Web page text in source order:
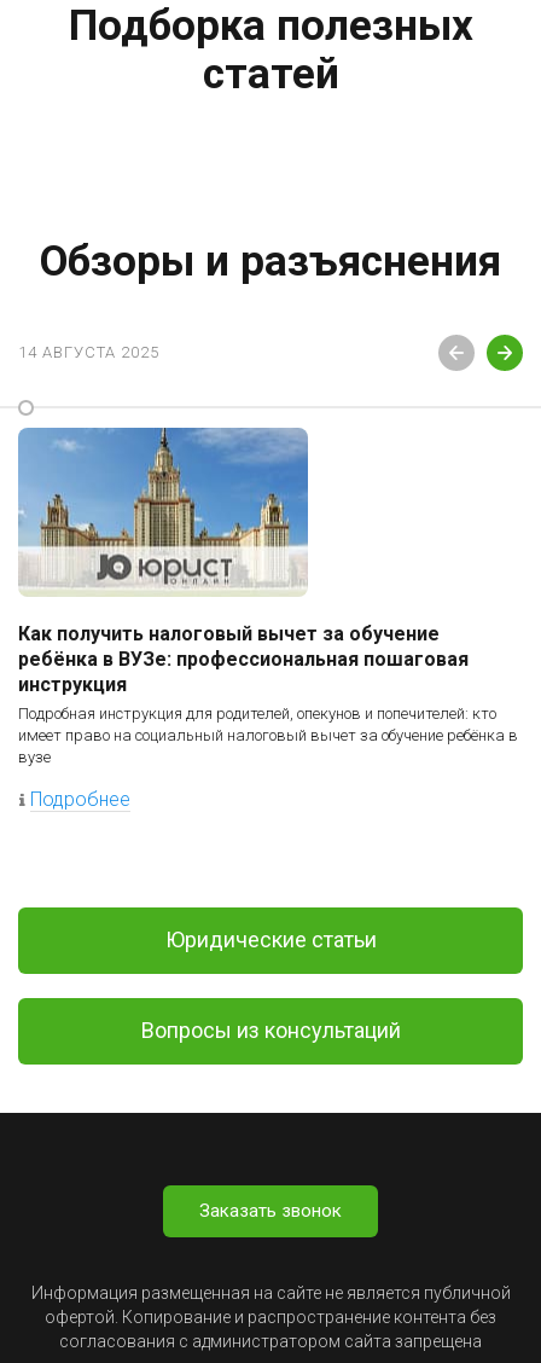
Подборка полезных
статей
Обзоры и разъяснения
14 АВГУСТА 2025
Как получить налоговый вычет за обучение
ребёнка в ВУЗе: профессиональная пошаговая
инструкция
Подробная инструкция для родителей, опекунов и попечителей: кто
имеет право на социальный налоговый вычет за обучение ребёнка в
вузе
Подробнее
Юридические статьи
Вопросы из консультаций
Заказать звонок
Информация размещенная на сайте не является публичной
офертой. Копирование и распространение контента без
согласования с администратором сайта запрещена